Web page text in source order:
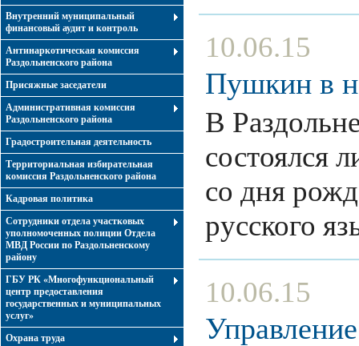
Внутренний муниципальный
финансовый аудит и контроль
Антинаркотическая комиссия
Раздольненского района
Присяжные заседатели
Административная комиссия
Раздольненского района
Градостроительная деятельность
Территориальная избирательная
комиссия Раздольненского района
Кадровая политика
Сотрудники отдела участковых
уполномоченных полиции Отдела
МВД России по Раздольненскому
району
ГБУ РК «Многофункциональный
центр предоставления
государственных и муниципальных
услуг»
Охрана труда
10.06.15
Пушкин в
В
состоялся
со дня
русского
10.06.15